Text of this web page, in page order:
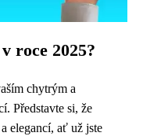
roce 2025?
chytrým a
Představte si, že
elegancí, ať už jste